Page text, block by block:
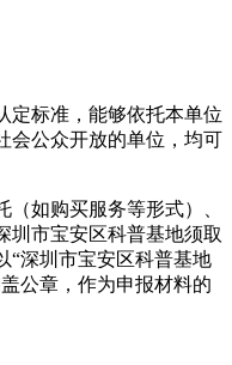
定标准，能够依托本单位
会公众开放的单位，均可
如购买服务等形式）、
圳市宝安区科普基地须取
“深圳市宝安区科普基地
公章，作为申报材料的